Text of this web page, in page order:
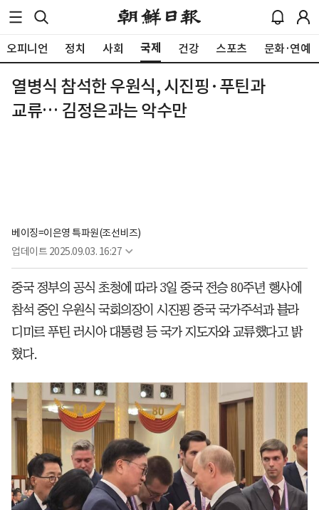
오피니언 정치 사회 국제 건강 스포츠 문화·연예
열병식 참석한 우원식, 시진핑·푸틴과
교류… 김정은과는 악수만
베이징=이은영 특파원(조선비즈)
업데이트 2025.09.03. 16:27
중국 정부의 공식 초청에 따라 3일 중국 전승 80주년 행사에
참석 중인 우원식 국회의장이 시진핑 중국 국가주석과 블라
디미르 푸틴 러시아 대통령 등 국가 지도자와 교류했다고 밝
혔다.